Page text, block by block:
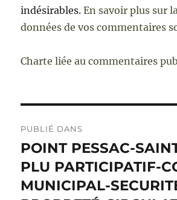
indésirables.En savoir plus sur
données de vos commentaires
Charte liée au commentaires
de
l’article
PUBLIÉ DANS
POINT PESSAC-
PLU PARTICIPATIF-
MUNICIPAL-